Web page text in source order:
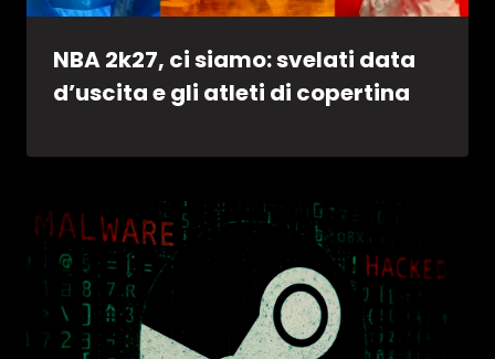
NBA 2k27, ci siamo: svelati data
d’uscita e gli atleti di copertina